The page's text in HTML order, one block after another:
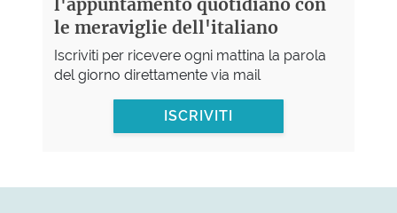
l'appuntamento quotidiano con
le meraviglie dell'italiano
Iscriviti per ricevere ogni mattina la parola
del giorno direttamente via mail
ISCRIVITI